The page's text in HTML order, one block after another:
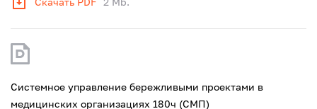
Системное управление бережливыми проектами в
медицинских организациях 180ч (СМП)